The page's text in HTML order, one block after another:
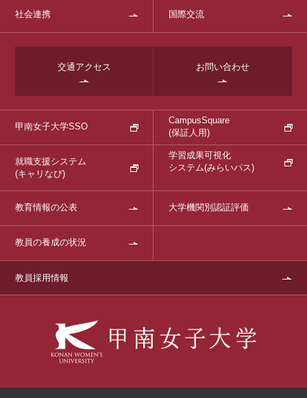
社会連携 国際交流
交通アクセス お問い合わせ
甲南女子大学SSO
CampusSquare
(保証人用)
就職支援システム
(キャリなび)
学習成果可視化
システム(みらいパス)
教育情報の公表 大学機関別認証評価
教員の養成の状況
教員採用情報